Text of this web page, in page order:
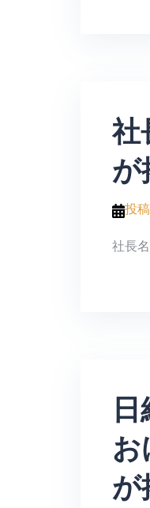
社
が
投
社長
お
が